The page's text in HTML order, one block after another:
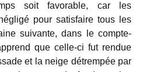
soit favorable, car les
pour satisfaire tous les
suivante, dans le compte-
que celle-ci fut rendue
et la neige détrempée par